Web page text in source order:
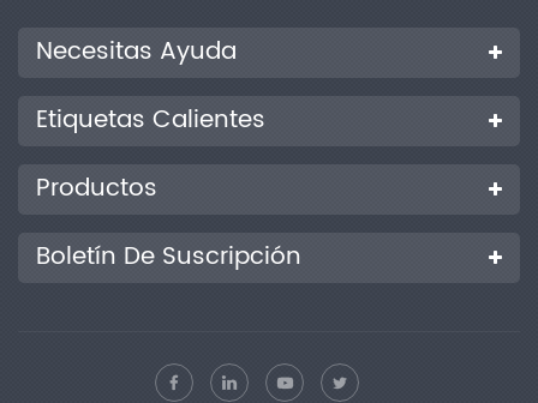
Necesitas Ayuda
Etiquetas Calientes
Productos
Boletín De Suscripción